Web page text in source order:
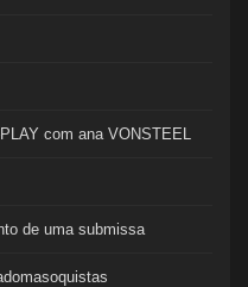
com ana VONSTEEL
de uma submissa